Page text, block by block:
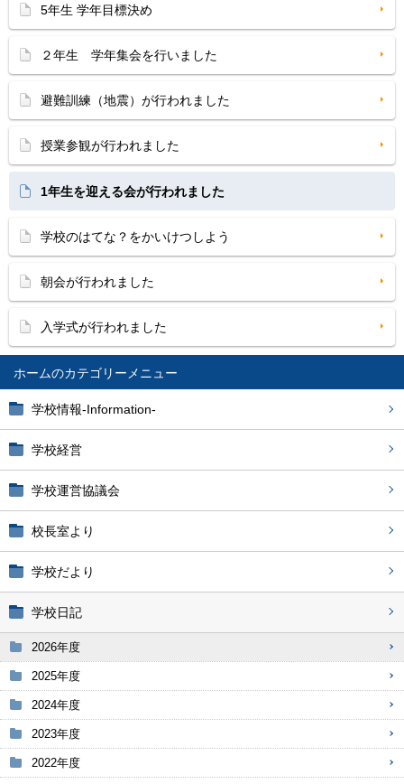
ホーム
学校情報-Information-
学校経営
学校運営協議会
校長室より
学校だより
学校日記
2026年度
2025年度
2024年度
2023年度
2022年度
5年生 学年目標決め
２年生 学年集会を行いました
避難訓練（地震）が行われました
授業参観が行われました
1年生を迎える会が行われました
学校のはてな？をかいけつしよう
朝会が行われました
入学式が行われました